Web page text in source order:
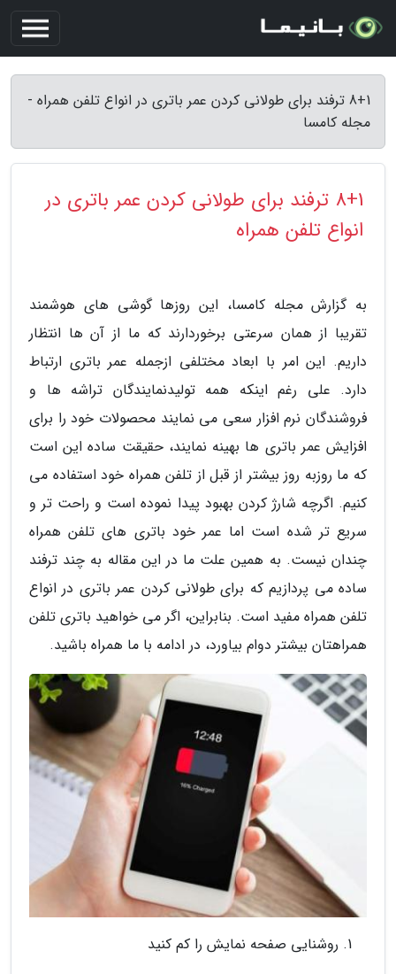
8+1 ترفند برای طولانی کردن عمر باتری در انواع تلفن همراه -
مجله کامسا
8+1 ترفند برای طولانی کردن عمر باتری در
انواع تلفن همراه
به گزارش مجله کامسا، این روزها گوشی های هوشمند
تقریبا از همان سرعتی برخوردارند که ما از آن ها انتظار
داریم. این امر با ابعاد مختلفی ازجمله عمر باتری ارتباط
دارد. علی رغم اینکه همه تولیدنمایندگان تراشه ها و
فروشندگان نرم افزار سعی می نمایند محصولات خود را برای
افزایش عمر باتری ها بهینه نمایند، حقیقت ساده این است
که ما روزبه روز بیشتر از قبل از تلفن همراه خود استفاده می
کنیم. اگرچه شارژ کردن بهبود پیدا نموده است و راحت تر و
سریع تر شده است اما عمر خود باتری های تلفن همراه
چندان نیست. به همین علت ما در این مقاله به چند ترفند
ساده می پردازیم که برای طولانی کردن عمر باتری در انواع
تلفن همراه مفید است. بنابراین، اگر می خواهید باتری تلفن
همراهتان بیشتر دوام بیاورد، در ادامه با ما همراه باشید.
روشنایی صفحه نمایش را کم کنید